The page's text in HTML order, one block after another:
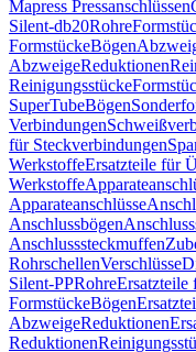
Mapress Pressanschlüssen
Silent-db20Rohre
FormstückeBögen
AbzweigeReduktionen
Reinigungsstücke
SuperTubeBögen
Verbindungen
für Steckverbindungen
WerkstoffeErsatzteile für
Werkstoffe
Apparateanschlüsse
Anschlussbögen
Anschlusssteckmuffen
RohrschellenVerschlüsse
Silent-PPRohreErsatzteile
FormstückeBögen
AbzweigeReduktionen
Reduktionen